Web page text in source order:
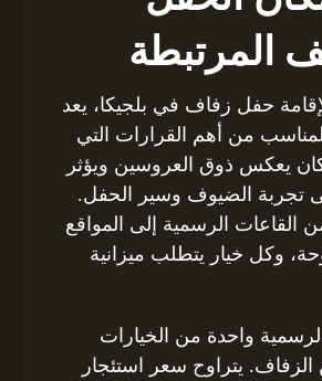
المرتبطة
حفل زفاف في بلجيكا، يعد
من أهم القرارات التي
يعكس ذوق العروسين ويؤثر
تجربة الضيوف وسير الحفل.
القاعات الرسمية إلى المواقع
وكل خيار يتطلب ميزانية
واحدة من الخيارات
الزفاف. يتراوح سعر استئجار